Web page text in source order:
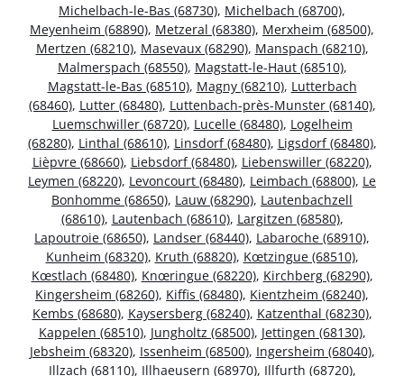
Michelbach-le-Bas (68730), Michelbach (68700),
Meyenheim (68890), Metzeral (68380), Merxheim (68500),
Mertzen (68210), Masevaux (68290), Manspach (68210),
Malmerspach (68550), Magstatt-le-Haut (68510),
Magstatt-le-Bas (68510), Magny (68210), Lutterbach
(68460), Lutter (68480), Luttenbach-près-Munster (68140),
Luemschwiller (68720), Lucelle (68480), Logelheim
(68280), Linthal (68610), Linsdorf (68480), Ligsdorf (68480),
Lièpvre (68660), Liebsdorf (68480), Liebenswiller (68220),
Leymen (68220), Levoncourt (68480), Leimbach (68800), Le
Bonhomme (68650), Lauw (68290), Lautenbachzell
(68610), Lautenbach (68610), Largitzen (68580),
Lapoutroie (68650), Landser (68440), Labaroche (68910),
Kunheim (68320), Kruth (68820), Kœtzingue (68510),
Kœstlach (68480), Knœringue (68220), Kirchberg (68290),
Kingersheim (68260), Kiffis (68480), Kientzheim (68240),
Kembs (68680), Kaysersberg (68240), Katzenthal (68230),
Kappelen (68510), Jungholtz (68500), Jettingen (68130),
Jebsheim (68320), Issenheim (68500), Ingersheim (68040),
Illzach (68110), Illhaeusern (68970), Illfurth (68720),